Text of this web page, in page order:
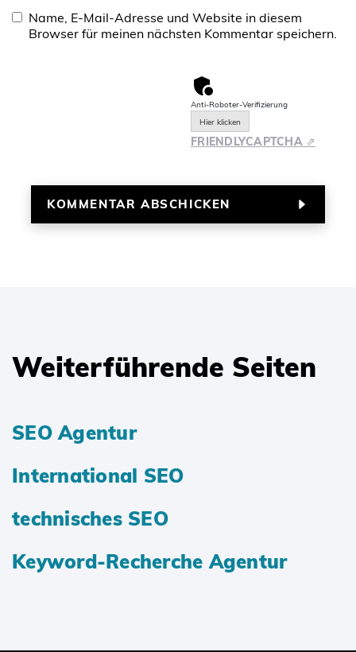
Name, E-Mail-Adresse und Website in diesem
Browser für meinen nächsten Kommentar speichern.
Anti-Roboter-Verifizierung
Hier klicken
FRIENDLYCAPTCHA ⇗
Weiterführende Seiten
SEO Agentur
International SEO
technisches SEO
Keyword-Recherche Agentur